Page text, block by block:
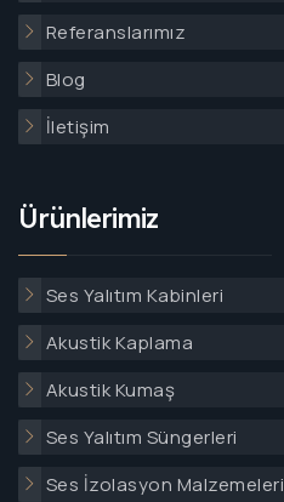
Referanslarımız
Blog
İletişim
Ürünlerimiz
Ses Yalıtım Kabinleri
Akustik Kaplama
Akustik Kumaş
Ses Yalıtım Süngerleri
Ses İzolasyon Malzemeleri